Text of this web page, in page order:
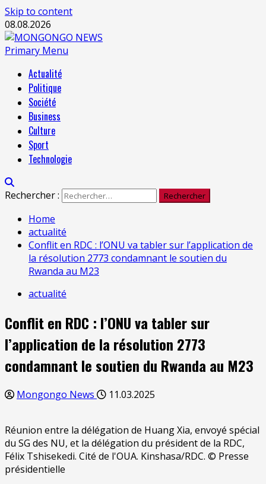
Skip to content
08.08.2026
Primary Menu
Actualité
Politique
Société
Business
Culture
Sport
Technologie
Rechercher :
Home
actualité
Conflit en RDC : l’ONU va tabler sur l’application de
la résolution 2773 condamnant le soutien du
Rwanda au M23
actualité
Conflit en RDC : l’ONU va tabler sur
l’application de la résolution 2773
condamnant le soutien du Rwanda au M23
Mongongo News 11.03.2025
Réunion entre la délégation de Huang Xia, envoyé spécial
du SG des NU, et la délégation du président de la RDC,
Félix Tshisekedi. Cité de l'OUA. Kinshasa/RDC. © Presse
présidentielle